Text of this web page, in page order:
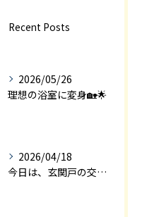
Recent Posts
2026/05/26
理想の浴室に変身🏡🌟
2026/04/18
今日は、玄関戸の交換工事をご紹介します🚪✨。